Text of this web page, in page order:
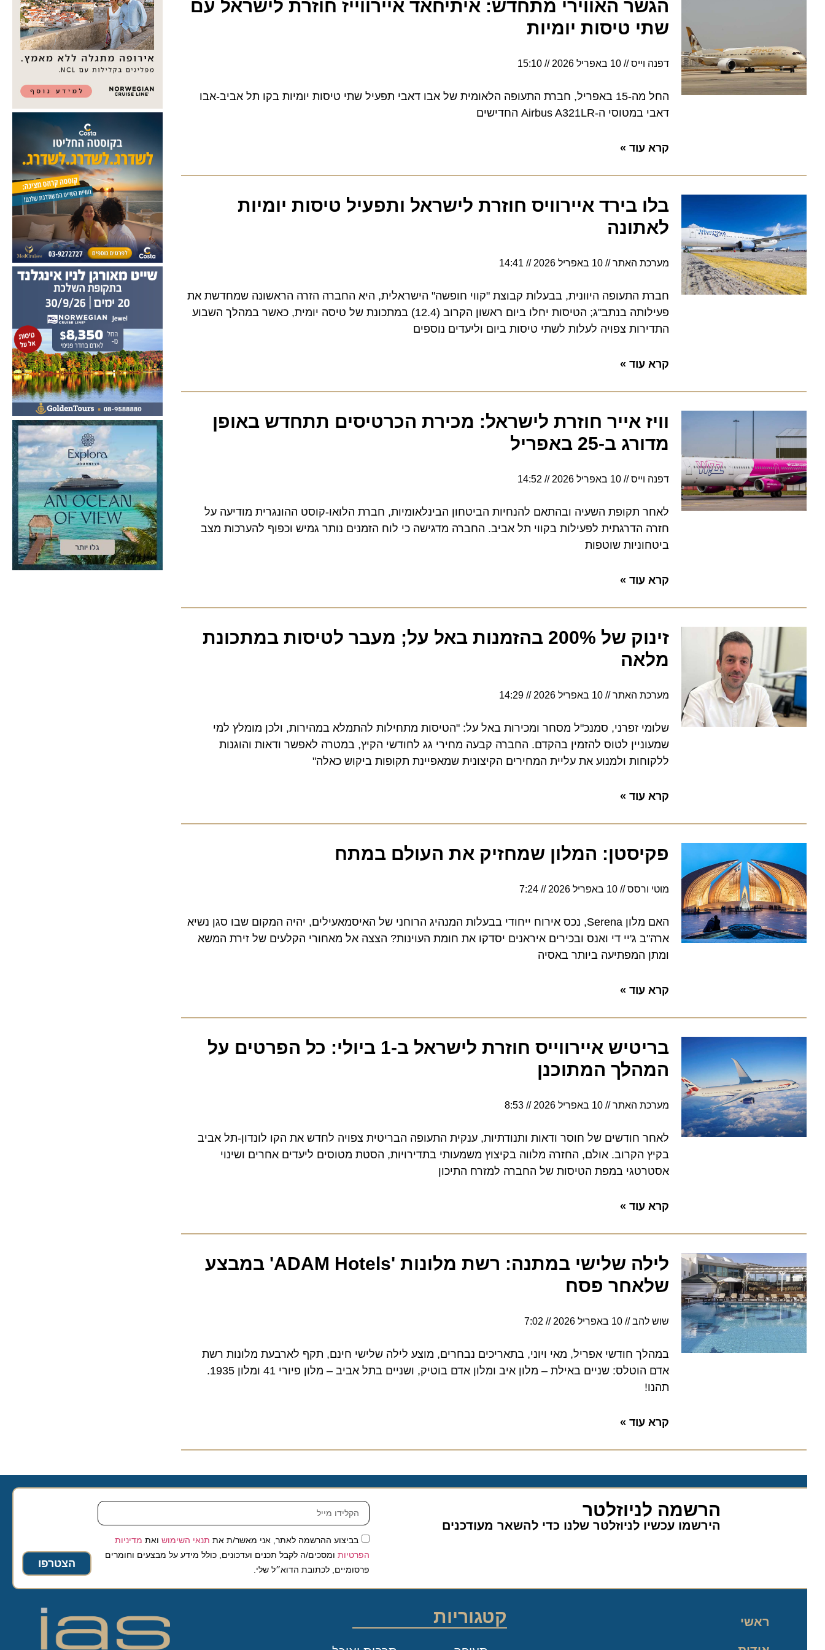
הגשר האווירי מתחדש: איתיחאד איירווייז חוזרת לישראל עם
שתי טיסות יומיות
דפנה וייס 10 באפריל 2026 15:10
החל מה-15 באפריל, חברת התעופה הלאומית של אבו דאבי תפעיל שתי טיסות יומיות בקו תל אביב-אבו
דאבי במטוסי ה-Airbus A321LR החדישים
קרא עוד »
בלו בירד איירוויס חוזרת לישראל ותפעיל טיסות יומיות
לאתונה
מערכת האתר 10 באפריל 2026 14:41
חברת התעופה היוונית, בבעלות קבוצת "קווי חופשה" הישראלית, היא החברה הזרה הראשונה שמחדשת את
פעילותה בנתב"ג; הטיסות יחלו ביום ראשון הקרוב (12.4) במתכונת של טיסה יומית, כאשר במהלך השבוע
התדירות צפויה לעלות לשתי טיסות ביום וליעדים נוספים
קרא עוד »
וויז אייר חוזרת לישראל: מכירת הכרטיסים תתחדש באופן
מדורג ב-25 באפריל
דפנה וייס 10 באפריל 2026 14:52
לאחר תקופת השעיה ובהתאם להנחיות הביטחון הבינלאומיות, חברת הלואו-קוסט ההונגרית מודיעה על
חזרה הדרגתית לפעילות בקווי תל אביב. החברה מדגישה כי לוח הזמנים נותר גמיש וכפוף להערכות מצב
ביטחוניות שוטפות
קרא עוד »
זינוק של 200% בהזמנות באל על; מעבר לטיסות במתכונת
מלאה
מערכת האתר 10 באפריל 2026 14:29
שלומי זפרני, סמנכ"ל מסחר ומכירות באל על: "הטיסות מתחילות להתמלא במהירות, ולכן מומלץ למי
שמעוניין לטוס להזמין בהקדם. החברה קבעה מחירי גג לחודשי הקיץ, במטרה לאפשר ודאות והוגנות
ללקוחות ולמנוע את עליית המחירים הקיצונית שמאפיינת תקופות ביקוש כאלה"
קרא עוד »
פקיסטן: המלון שמחזיק את העולם במתח
מוטי ורסס 10 באפריל 2026 7:24
האם מלון Serena, נכס אירוח ייחודי בבעלות המנהיג הרוחני של האיסמאעילים, יהיה המקום שבו סגן נשיא
ארה"ב ג'יי די ואנס ובכירים איראנים יסדקו את חומת העוינות? הצצה אל מאחורי הקלעים של זירת המשא
ומתן המפתיעה ביותר באסיה
קרא עוד »
בריטיש איירווייס חוזרת לישראל ב-1 ביולי: כל הפרטים על
המהלך המתוכנן
מערכת האתר 10 באפריל 2026 8:53
לאחר חודשים של חוסר ודאות ותנודתיות, ענקית התעופה הבריטית צפויה לחדש את הקו לונדון-תל אביב
בקיץ הקרוב. אולם, החזרה מלווה בקיצוץ משמעותי בתדירויות, הסטת מטוסים ליעדים אחרים ושינוי
אסטרטגי במפת הטיסות של החברה למזרח התיכון
קרא עוד »
לילה שלישי במתנה: רשת מלונות 'ADAM Hotels' במבצע
שלאחר פסח
שוש להב 10 באפריל 2026 7:02
במהלך חודשי אפריל, מאי ויוני, בתאריכים נבחרים, מוצע לילה שלישי חינם, תקף לארבעת מלונות רשת
אדם הוטלס: שניים באילת – מלון איב ומלון אדם בוטיק, ושניים בתל אביב – מלון פיורי 41 ומלון 1935.
תהנו!
קרא עוד »
הרשמה לניוזלטר
הירשמו עכשיו לניוזלטר שלנו כדי להשאר מעודכנים
בביצוע ההרשמה לאתר, אני מאשר/ת אתתנאי השימושואת מדיניות
הפרטיותומסכים/ה לקבל תכנים ועדכונים, כולל מידע על מבצעים וחומרים
פרסומיים, לכתובת הדוא״ל שלי.
הצטרפו
ראשי קטגוריות